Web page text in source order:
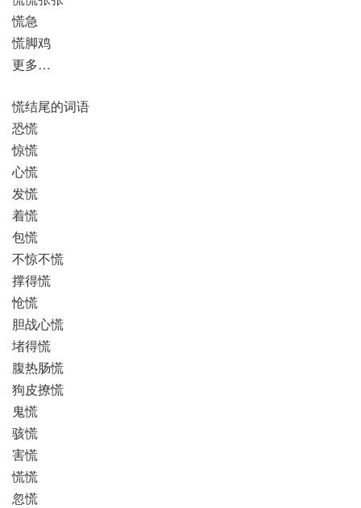
慌急
慌脚鸡
更多…
慌结尾的词语
恐慌
惊慌
心慌
发慌
着慌
包慌
不惊不慌
撑得慌
怆慌
胆战心慌
堵得慌
腹热肠慌
狗皮撩慌
鬼慌
骇慌
害慌
慌慌
忽慌